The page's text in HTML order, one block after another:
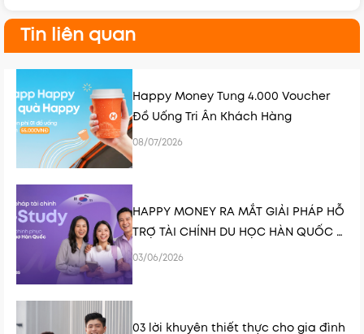
Tin liên quan
Happy Money Tung 4.000 Voucher
Đồ Uống Tri Ân Khách Hàng
08/07/2026
HAPPY MONEY RA MẮT GIẢI PHÁP HỖ
TRỢ TÀI CHÍNH DU HỌC HÀN QUỐC K-
STUDY
03/06/2026
03 lời khuyên thiết thực cho gia đình